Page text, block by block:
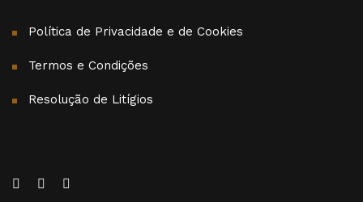
Política de Privacidade e de Cookies
Termos e Condições
Resolução de Litígios